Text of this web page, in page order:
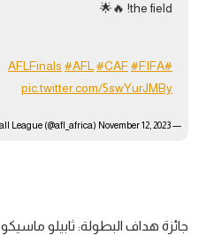
the field! 🔥🌟
#AFLFinals
#AFL#CAF#FIFA
pic.twitter.com/5swYurJMBy
— African Football League (@afl_africa)
November 12, 2023
جائزة هداف البطولة: ثابيلو ماسيكو